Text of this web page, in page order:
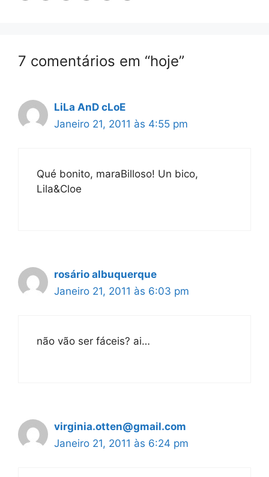
7 comentários em “hoje”
LiLa AnD cLoE
Janeiro 21, 2011 às 4:55 pm
Qué bonito, maraBilloso! Un bico,
Lila&Cloe
rosário albuquerque
Janeiro 21, 2011 às 6:03 pm
não vão ser fáceis? ai…
virginia.otten@gmail.com
Janeiro 21, 2011 às 6:24 pm